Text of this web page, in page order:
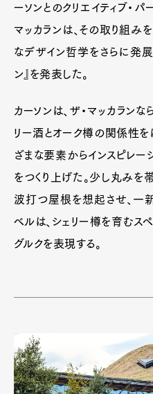
ーソンとのクリエイティブ・
マッカランは、その取り組み
なデザイン哲学をさらに発展
ン』を発表した。
カーソンは、ザ・マッカラン
リー酒とオーク樽の関係性を
ざまな要素からインスピレー
をつくり上げた。少し丸み
波打つ屋根を想起させ、一
ベルは、シェリー樽を育むス
グルクを表現する。